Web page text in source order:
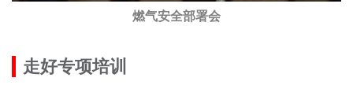
燃气安全部署会
走好专项培训